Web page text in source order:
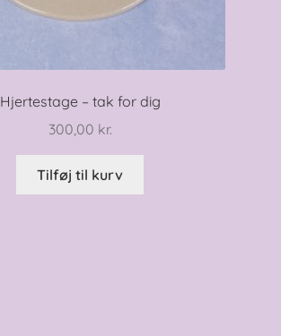
Hjertestage – tak for dig
300,00 kr.
Tilføj til kurv